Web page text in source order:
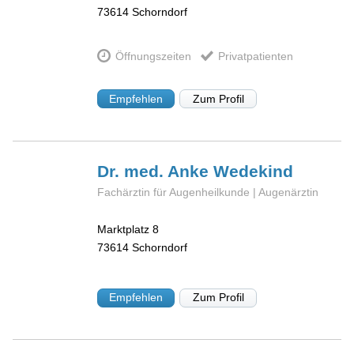
73614 Schorndorf
Öffnungszeiten Privatpatienten
Empfehlen Zum Profil
Dr. med. AnkeWedekind
Fachärztin für Augenheilkunde | Augenärztin
Marktplatz 8
73614 Schorndorf
Empfehlen Zum Profil